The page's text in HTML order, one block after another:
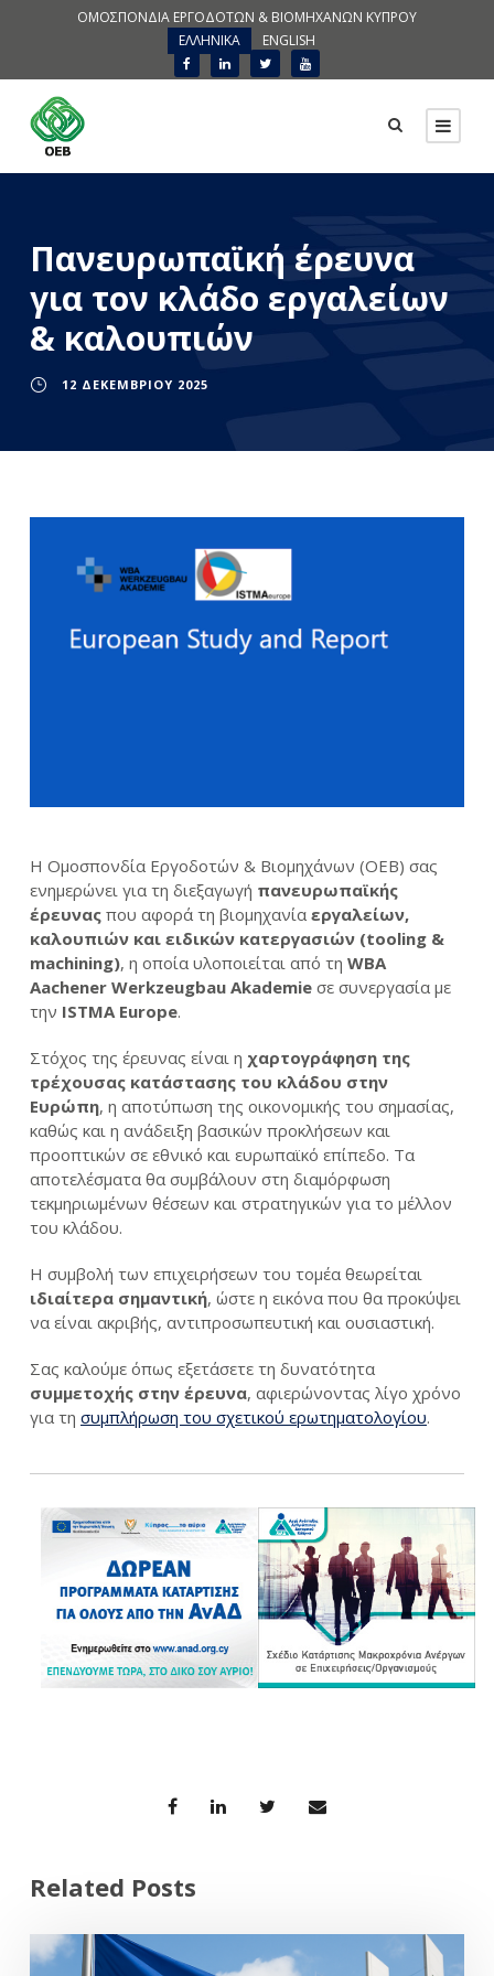
ΟΜΟΣΠΟΝΔΙΑ ΕΡΓΟΔΟΤΩΝ & ΒΙΟΜΗΧΑΝΩΝ ΚΥΠΡΟΥ
ΕΛΛΗΝΙΚΑ
ENGLISH
Πανευρωπαϊκή έρευνα
για τον κλάδο εργαλείων
& καλουπιών
12 ΔΕΚΕΜΒΡΊΟΥ 2025
Η Ομοσπονδία Εργοδοτών & Βιομηχάνων (ΟΕΒ) σας
ενημερώνει για τη διεξαγωγή πανευρωπαϊκής
έρευνας που αφορά τη βιομηχανία εργαλείων,
καλουπιών και ειδικών κατεργασιών (tooling &
machining), η οποία υλοποιείται από τη WBA
Aachener Werkzeugbau Akademie σε συνεργασία με
την ISTMA Europe.
Στόχος της έρευνας είναι η χαρτογράφηση της
τρέχουσας κατάστασης του κλάδου στην
Ευρώπη, η αποτύπωση της οικονομικής του σημασίας,
καθώς και η ανάδειξη βασικών προκλήσεων και
προοπτικών σε εθνικό και ευρωπαϊκό επίπεδο. Τα
αποτελέσματα θα συμβάλουν στη διαμόρφωση
τεκμηριωμένων θέσεων και στρατηγικών για το μέλλον
του κλάδου.
Η συμβολή των επιχειρήσεων του τομέα θεωρείται
ιδιαίτερα σημαντική, ώστε η εικόνα που θα προκύψει
να είναι ακριβής, αντιπροσωπευτική και ουσιαστική.
Σας καλούμε όπως εξετάσετε τη δυνατότητα
συμμετοχής στην έρευνα, αφιερώνοντας λίγο χρόνο
για τη συμπλήρωση του σχετικού ερωτηματολογίου.
Related Posts